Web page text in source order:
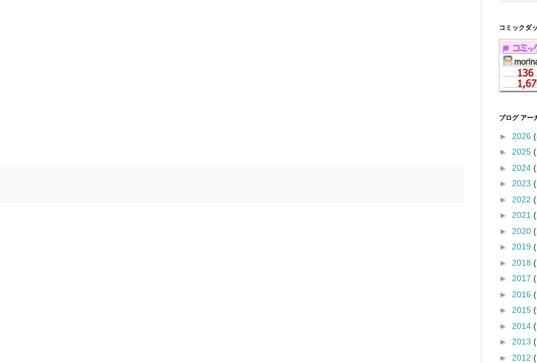
コミックダ
ブログ アー
► 2026
► 2025
► 2024
► 2023
► 2022
► 2021
► 2020
► 2019
► 2018
► 2017
► 2016
► 2015
► 2014
► 2013
► 2012